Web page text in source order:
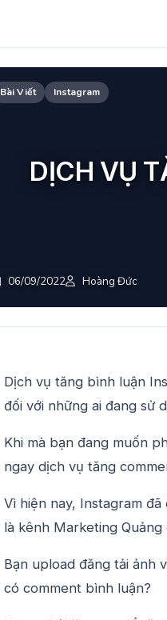
Bài Viết Instagram
DỊCH VỤ
06/09/2022 Hoàng Đức
Dịch vụ tăng bình luận
đối với những ai đang sử
Khi mà bạn đang muốn
ngay dịch vụ tăng
Vì hiện nay, Instagram
là kênh Marketing
Bạn upload đăng tải ảnh
có comment bình luận?